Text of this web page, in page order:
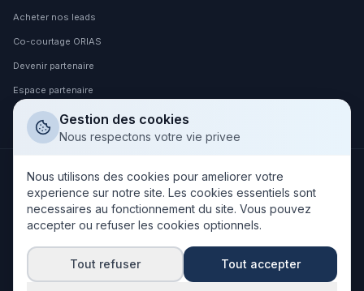
Acheter nos leads
Co-courtage ORIAS
Devenir partenaire
Espace partenaire
Espace client
NOS PARTENAIRES ASSUREURS
Gestion des cookies
Nous respectons votre vie privee
Nous utilisons des cookies pour ameliorer votre
experience sur notre site. Les cookies essentiels sont
necessaires au fonctionnement du site. Vous pouvez
accepter ou refuser les cookies optionnels.
Tout refuser Tout accepter